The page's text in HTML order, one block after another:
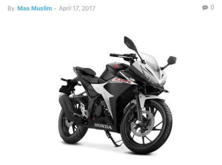
By Mas Muslim - April 17, 2017 0